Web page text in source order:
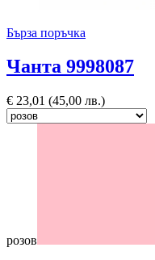
Бърза поръчка
Чанта 9998087
€ 23,01 (45,00 лв.)
розов